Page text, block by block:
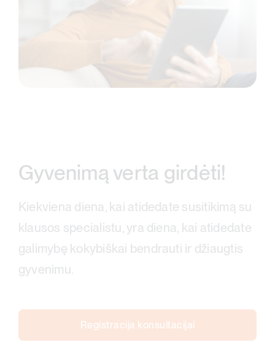
Gyvenimą verta girdėti!
Kiekviena diena, kai atidedate susitikimą su
klausos specialistu, yra diena, kai atidedate
galimybę kokybiškai bendrauti ir džiaugtis
gyvenimu.
Registracija konsultacijai